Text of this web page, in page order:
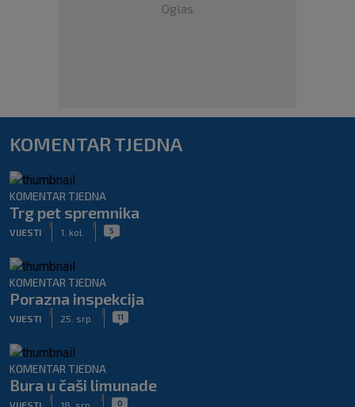
Oglas
KOMENTAR TJEDNA
KOMENTAR TJEDNA
Trg pet spremnika
VIJESTI 1. kol. 5
KOMENTAR TJEDNA
Porazna inspekcija
VIJESTI 25. srp. 11
KOMENTAR TJEDNA
Bura u čaši limunade
VIJESTI 18. srp. 0